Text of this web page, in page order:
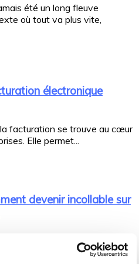
été un long fleuve
où tout va plus vite,
électronique
facturation se trouve au cœur
Elle permet...
devenir incollable sur
à l'élection présidentielle
leur programme